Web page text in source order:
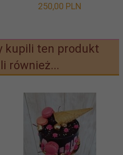
250,00 PLN
kupili ten produkt
również...